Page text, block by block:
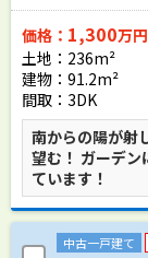
価格： 1,300万円
土地：236m²
建物：91.2m²
間取：3DK
南からの陽が射
望む！ ガーデ
ています！
中古一戸建て